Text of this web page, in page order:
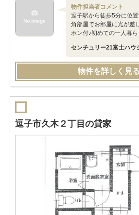
物件担当者コメント
逗子駅から徒歩5分に位
角部屋でお部屋に光が差
ホン付♪初めての一人暮ら
センチュリー21富士ハウ
物件を詳しく見る
逗子市久木２丁目の貸家